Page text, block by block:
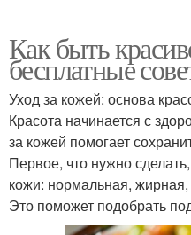
Как быть
бесплатные
Уход за кожей: основа
Красота начинается с
за кожей помогает
Первое, что нужно
кожи: нормальная,
Это поможет подобрать